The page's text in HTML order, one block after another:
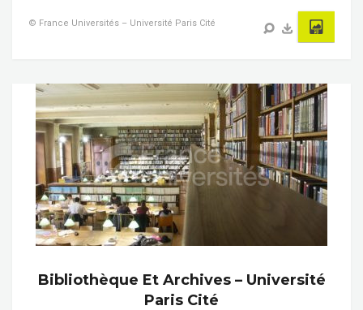
© France Universités – Université Paris Cité
Bibliothèque Et Archives – Université
Paris Cité